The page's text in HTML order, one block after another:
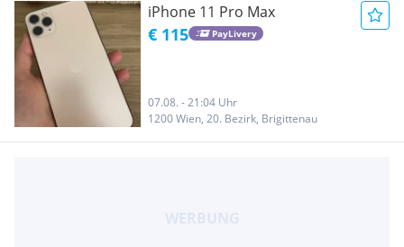
iPhone 11 Pro Max
€ 115 PayLivery
07.08. - 21:04 Uhr
1200 Wien, 20. Bezirk, Brigittenau